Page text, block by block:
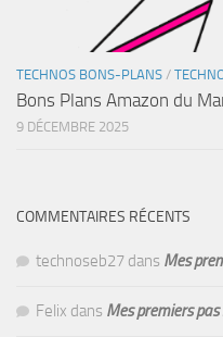
TECHNOS BONS-PLANS /
Bons Plans Amazon du
9 DÉCEMBRE 2025
COMMENTAIRES RÉCENTS
technoseb27 dans Mes
Felix dans Mes premiers